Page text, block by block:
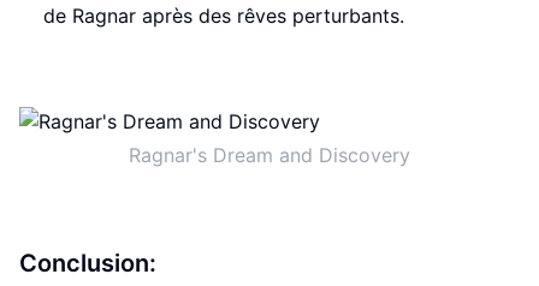
de Ragnar après des rêves perturbants.
Ragnar's Dream and Discovery
Conclusion: